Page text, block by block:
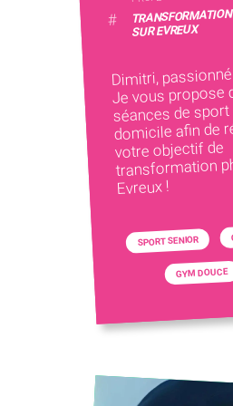
#
SUR EVREUX
Dimitri,
Je vous propose
séances de
domicile afin de
votre objectif de
transformation
Evreux !
SPORT SENIOR
GYM DOUCE